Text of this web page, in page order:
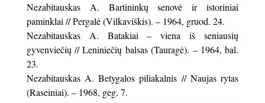
Nezabitauskas A. Bartininkų senovė ir istoriniai
paminklai // Pergalė (Vilkaviškis). – 1964, gruod. 24.
Nezabitauskas A. Batakiai – viena iš seniausių
gyvenviečių // Leniniečių balsas (Tauragė). – 1964, bal.
23.
Nezabitauskas A. Betygalos piliakalnis // Naujas rytas
(Raseiniai). – 1968, geg. 7.